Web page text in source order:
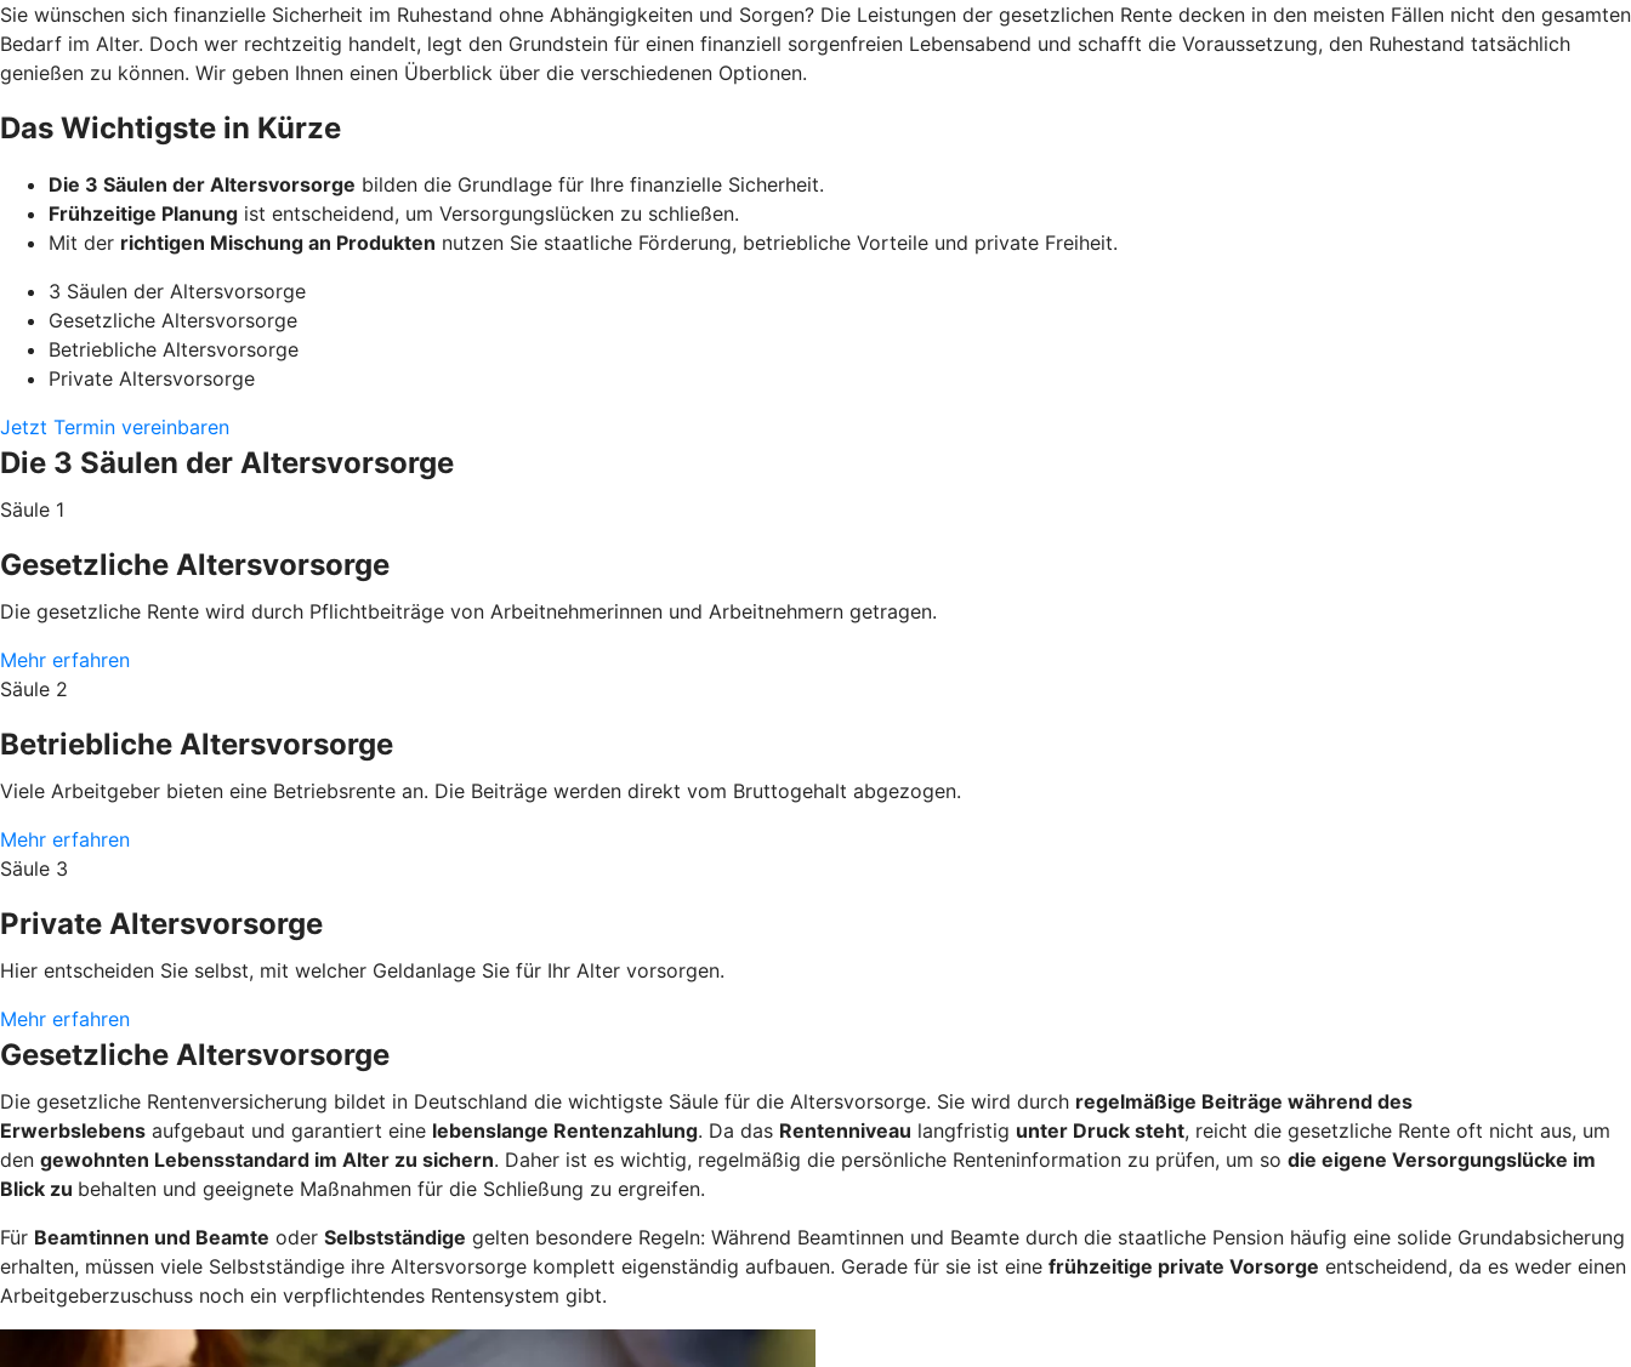
Sie wünschen sich finanzielle Sicherheit im Ruhestand ohne Abhängigkeiten und Sorgen? Die Leistungen der gesetzlichen Rente decken in den meisten Fällen nicht den gesamten
Bedarf im Alter. Doch wer rechtzeitig handelt, legt den Grundstein für einen finanziell sorgenfreien Lebensabend und schafft die Voraussetzung, den Ruhestand tatsächlich
genießen zu können. Wir geben Ihnen einen Überblick über die verschiedenen Optionen.
Das Wichtigste in Kürze
Die 3 Säulen der Altersvorsorge bilden die Grundlage für Ihre finanzielle Sicherheit.
Frühzeitige Planung ist entscheidend, um Versorgungslücken zu schließen.
Mit der richtigen Mischung an Produkten nutzen Sie staatliche Förderung, betriebliche Vorteile und private Freiheit.
3 Säulen der Altersvorsorge
Gesetzliche Altersvorsorge
Betriebliche Altersvorsorge
Private Altersvorsorge
Jetzt Termin vereinbaren
Die 3 Säulen der Altersvorsorge
Säule 1
Gesetzliche Altersvorsorge
Die gesetzliche Rente wird durch Pflichtbeiträge von Arbeitnehmerinnen und Arbeitnehmern getragen.
Mehr erfahren
Säule 2
Betriebliche Altersvorsorge
Viele Arbeitgeber bieten eine Betriebsrente an. Die Beiträge werden direkt vom Bruttogehalt abgezogen.
Mehr erfahren
Säule 3
Private Altersvorsorge
Hier entscheiden Sie selbst, mit welcher Geldanlage Sie für Ihr Alter vorsorgen.
Mehr erfahren
Gesetzliche Altersvorsorge
Die gesetzliche Rentenversicherung bildet in Deutschland die wichtigste Säule für die Altersvorsorge. Sie wird durch regelmäßige Beiträge während des
Erwerbslebens aufgebaut und garantiert eine lebenslange Rentenzahlung. Da das Rentenniveau langfristig unter Druck steht, reicht die gesetzliche Rente oft nicht aus, um
den gewohnten Lebensstandard im Alter zu sichern. Daher ist es wichtig, regelmäßig die persönliche Renteninformation zu prüfen, um so die eigene Versorgungslücke im
Blick zu behalten und geeignete Maßnahmen für die Schließung zu ergreifen.
Für Beamtinnen und Beamte oder Selbstständige gelten besondere Regeln: Während Beamtinnen und Beamte durch die staatliche Pension häufig eine solide Grundabsicherung
erhalten, müssen viele Selbstständige ihre Altersvorsorge komplett eigenständig aufbauen. Gerade für sie ist eine frühzeitige private Vorsorge entscheidend, da es weder einen
Arbeitgeberzuschuss noch ein verpflichtendes Rentensystem gibt.